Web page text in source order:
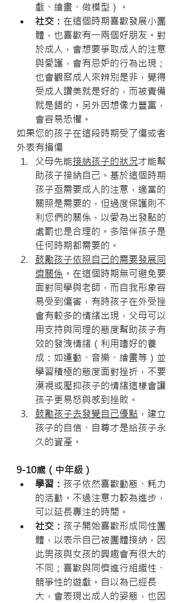
戲、繪畫、做模型）。
社交： 在這個時期喜歡發展小團
體，也喜歡有一兩個好朋友。對
於成人，會想要爭取成人的注意
與愛護，會有忌妒的行為出現；
也會觀察成人來辨別是非，覺得
受成人讚美就是好的，而被責備
就是錯的。另外因想像力豐富，
會容易恐懼。
如果您的孩子在這段時期受了傷或者
外表有損傷
父母先能接納孩子的狀況才能幫
助孩子接納自己。基於這個時期
孩子亟需要成人的注意，適當的
關照是需要的，但過度保護則不
利您們的關係，以愛為出發點的
處罰也是合理的。多陪伴孩子是
任何時期都需要的。
鼓勵孩子依照自己的需要發展同
儕關係 。在這個時期無可避免要
面對同學與老師，而自我形象容
易受到傷害，有時孩子在外受挫
會有較多的情緒出現，父母可以
用支持與同理的態度幫助孩子有
效的發洩情緒（利用嗜好的養
成：如運動、音樂、繪畫等）並
學習積極的態度面對挫折，不要
漠視或壓抑孩子的情緒這樣會讓
孩子更易怒與感到挫敗。
鼓勵孩子去發覺自己優點 ，建立
孩子的自信、自尊才是給孩子永
久的資產。
9-10歲（中年級）
學習： 孩子依然喜歡動態、耗力
的活動。不過注意力較為進步，
可以延長專注的時間。
社交： 孩子開始喜歡形成同性團
體，以表示自己被團體接納，因
此男孩與女孩的興趣會有很大的
不同；喜歡與同儕進行組織性、
競爭性的遊戲。自以為已經長
大，會表現出成人的姿態，也因